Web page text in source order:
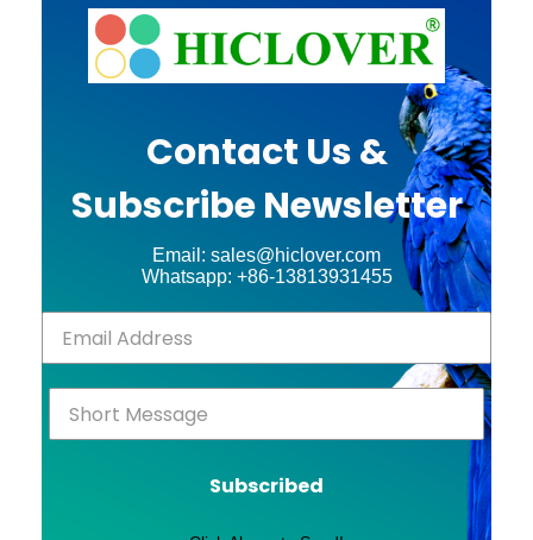
Contact Us &
Subscribe Newsletter
Email: sales@hiclover.com
Whatsapp: +86-13813931455
Subscribed